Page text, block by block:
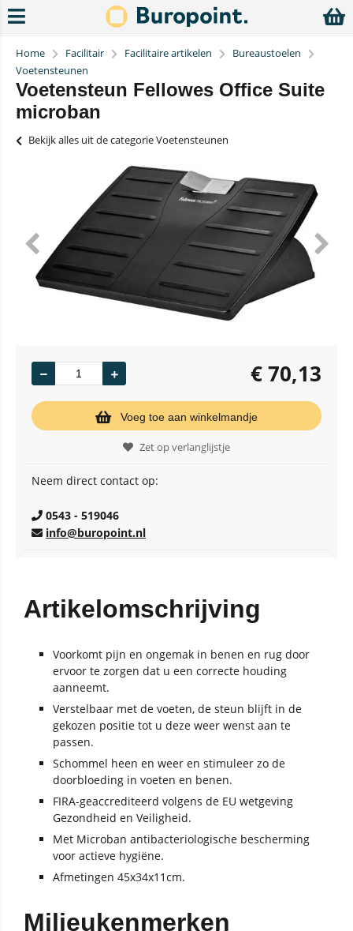
Home Facilitair Facilitaire artikelen
Bureaustoelen
Voetensteunen
Voetensteun Fellowes Office Suite
microban
Bekijk alles uit de categorie Voetensteunen
€70,13
Voeg toe aan winkelmandje
Zet op verlanglijstje
Neem direct contact op:
0543 - 519046
info@buropoint.nl
Artikelomschrijving
Voorkomt pijn en ongemak in benen en rug door
ervoor te zorgen dat u een correcte houding
aanneemt.
Verstelbaar met de voeten, de steun blijft in de
gekozen positie tot u deze weer wenst aan te
passen.
Schommel heen en weer en stimuleer zo de
doorbloeding in voeten en benen.
FIRA-geaccrediteerd volgens de EU wetgeving
Gezondheid en Veiligheid.
Met Microban antibacteriologische bescherming
voor actieve hygiëne.
Afmetingen 45x34x11cm.
Milieukenmerken